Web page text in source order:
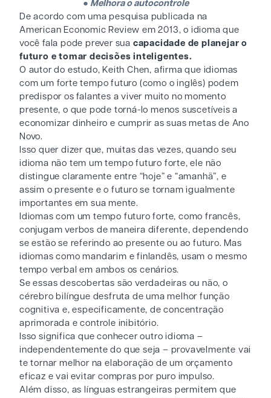
● Melhora o autocontrole
De acordo com uma pesquisa publicada na
American Economic Review em 2013, o idioma que
você fala pode prever sua capacidade de planejar o
futuro e tomar decisões inteligentes.
O autor do estudo, Keith Chen, afirma que idiomas
com um forte tempo futuro (como o inglês) podem
predispor os falantes a viver muito no momento
presente, o que pode torná-lo menos suscetíveis a
economizar dinheiro e cumprir as suas metas de Ano
Novo.
Isso quer dizer que, muitas das vezes, quando seu
idioma não tem um tempo futuro forte, ele não
distingue claramente entre “hoje” e “amanhã”, e
assim o presente e o futuro se tornam igualmente
importantes em sua mente.
Idiomas com um tempo futuro forte, como francês,
conjugam verbos de maneira diferente, dependendo
se estão se referindo ao presente ou ao futuro. Mas
idiomas como mandarim e finlandês, usam o mesmo
tempo verbal em ambos os cenários.
Se essas descobertas são verdadeiras ou não, o
cérebro bilíngue desfruta de uma melhor função
cognitiva e, especificamente, de concentração
aprimorada e controle inibitório.
Isso significa que conhecer outro idioma –
independentemente do que seja – provavelmente vai
te tornar melhor na elaboração de um orçamento
eficaz e vai evitar compras por puro impulso.
Além disso, as línguas estrangeiras permitem que